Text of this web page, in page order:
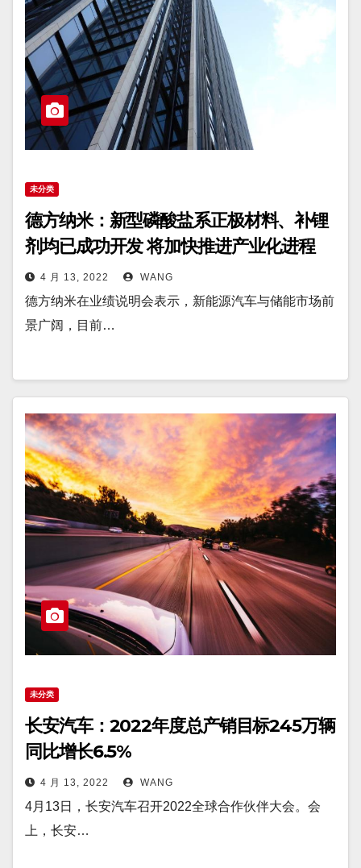
未分类
德方纳米：新型磷酸盐系正极材料、补锂
剂均已成功开发 将加快推进产业化进程
4 月 13, 2022 WANG
德方纳米在业绩说明会表示，新能源汽车与储能市场前
景广阔，目前…
未分类
长安汽车：2022年度总产销目标245万辆
同比增长6.5%
4 月 13, 2022 WANG
4月13日，长安汽车召开2022全球合作伙伴大会。会
上，长安…